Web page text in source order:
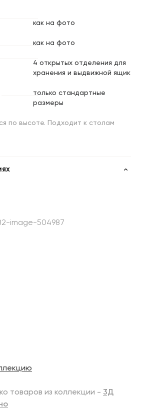
как на фото
как на фото
4 открытых отделения для
хранения и выдвижной ящик
только стандартные
размеры
по высоте. Подходит к столам
товаров из коллекции - 3Д